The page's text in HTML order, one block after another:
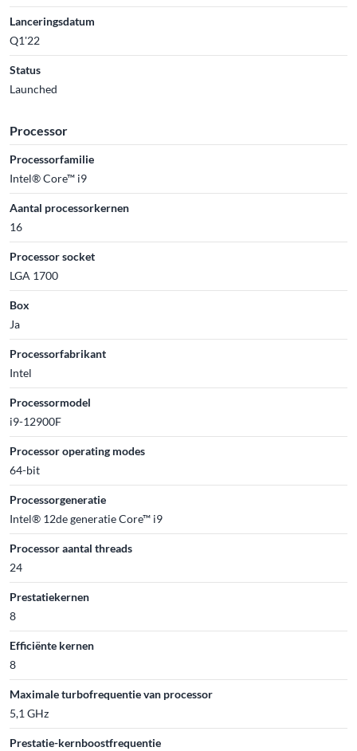
Lanceringsdatum
Q1'22
Status
Launched
Processor
Processorfamilie
Intel® Core™ i9
Aantal processorkernen
16
Processor socket
LGA 1700
Box
Ja
Processorfabrikant
Intel
Processormodel
i9-12900F
Processor operating modes
64-bit
Processorgeneratie
Intel® 12de generatie Core™ i9
Processor aantal threads
24
Prestatiekernen
8
Efficiënte kernen
8
Maximale turbofrequentie van processor
5,1 GHz
Prestatie-kernboostfrequentie